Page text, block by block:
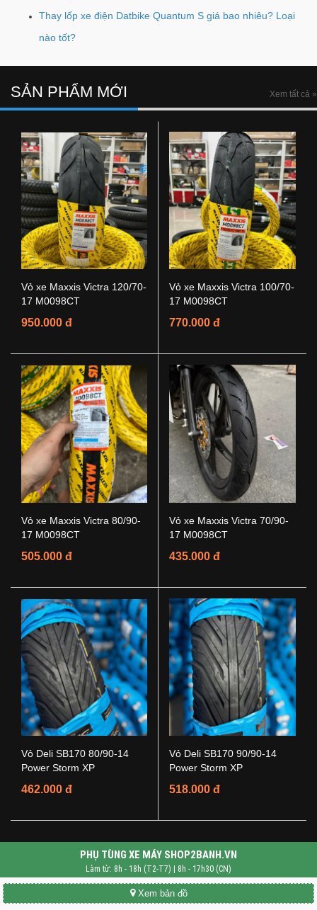
Thay lốp xe điện Datbike Quantum S giá bao nhiêu? Loại
nào tốt?
SẢN PHẨM MỚI Xem tất cả »
Vỏ xe Maxxis Victra 120/70-
17 M0098CT
950.000 đ
Vỏ xe Maxxis Victra 100/70-
17 M0098CT
770.000 đ
Vỏ xe Maxxis Victra 80/90-
17 M0098CT
505.000 đ
Vỏ xe Maxxis Victra 70/90-
17 M0098CT
435.000 đ
Vỏ Deli SB170 80/90-14
Power Storm XP
462.000 đ
Vỏ Deli SB170 90/90-14
Power Storm XP
518.000 đ
PHỤ TÙNG XE MÁY SHOP2BANH.VN
Làm từ: 8h - 18h (T2-T7) | 8h - 17h30 (CN)
Xem bản đồ